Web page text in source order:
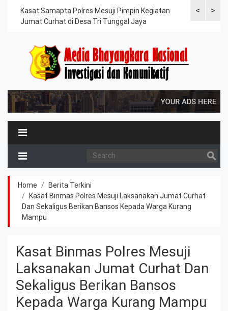
<
Kasat Samapta Polres Mesuji Pimpin Kegiatan
Jumat Curhat di Desa Tri Tunggal Jaya
Dipimpin
>
Home
Berita Terkini
Kasat Binmas Polres Mesuji Laksanakan Jumat Curhat
Dan Sekaligus Berikan Bansos Kepada Warga Kurang
Mampu
Kasat Binmas Polres Mesuji
Laksanakan Jumat Curhat Dan
Sekaligus Berikan Bansos
Kepada Warga Kurang Mampu